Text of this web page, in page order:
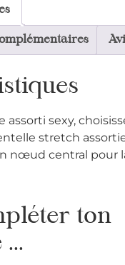
assorti sexy,
stretch
nœud central pour
ton